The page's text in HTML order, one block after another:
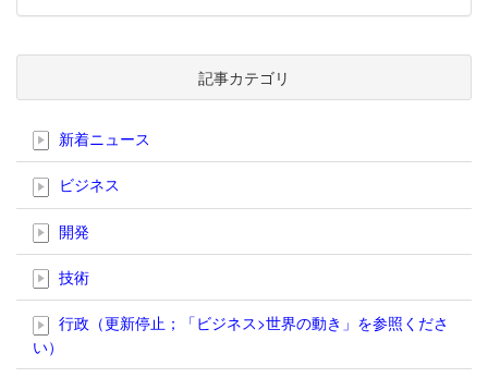
記事カテゴリ
新着ニュース
ビジネス
開発
技術
行政（更新停止；「ビジネス>世界の動き」を参照くださ
い）